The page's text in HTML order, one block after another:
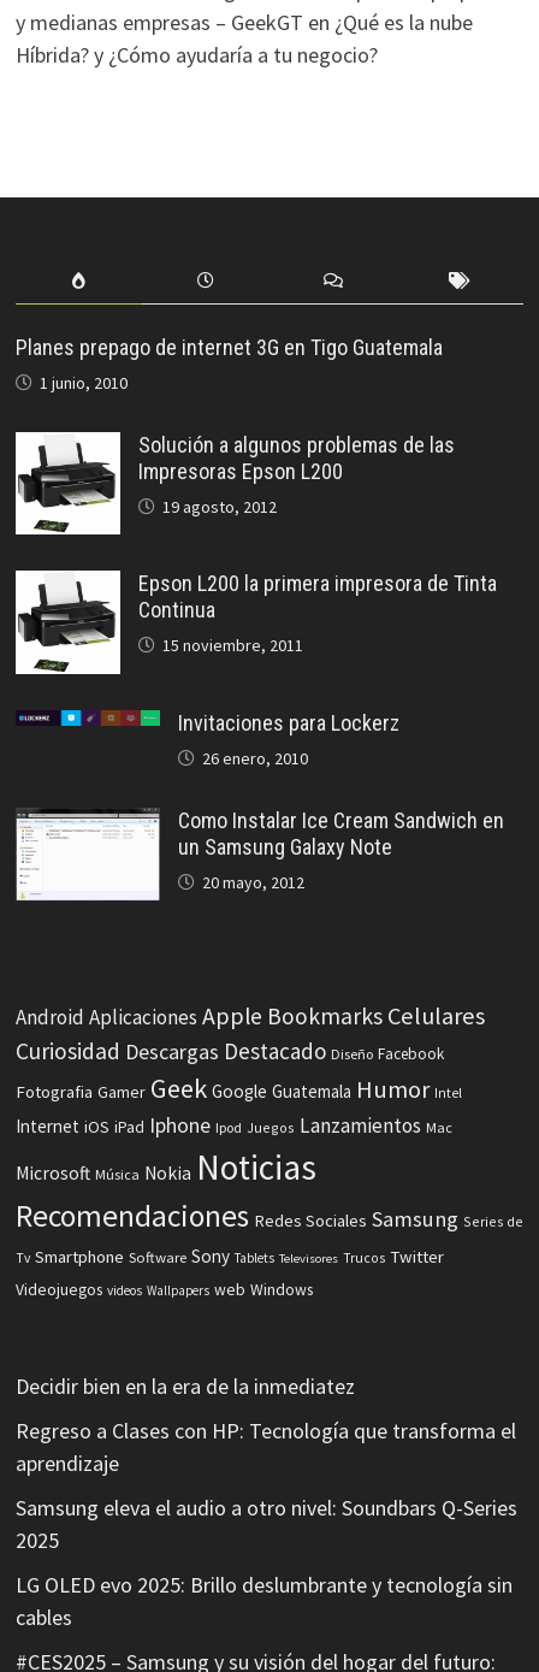
y medianas empresas – GeekGT en ¿Qué es la nube
Híbrida? y ¿Cómo ayudaría a tu negocio?
Planes prepago de internet 3G en Tigo Guatemala
1 junio, 2010
Solución a algunos problemas de las
Impresoras Epson L200
19 agosto, 2012
Epson L200 la primera impresora de Tinta
Continua
15 noviembre, 2011
Invitaciones para Lockerz
26 enero, 2010
Como Instalar Ice Cream Sandwich en
un Samsung Galaxy Note
20 mayo, 2012
Android Aplicaciones Apple Bookmarks Celulares
Curiosidad Descargas Destacado Diseño Facebook
Fotografia Gamer Geek Google Guatemala Humor Intel
Internet iOS iPad Iphone Ipod Juegos Lanzamientos Mac
Microsoft Música Nokia Noticias
Recomendaciones Redes Sociales Samsung Series de
Tv Smartphone Software Sony Tablets Televisores Trucos Twitter
Videojuegos videos Wallpapers web Windows
Decidir bien en la era de la inmediatez
Regreso a Clases con HP: Tecnología que transforma el
aprendizaje
Samsung eleva el audio a otro nivel: Soundbars Q-Series
2025
LG OLED evo 2025: Brillo deslumbrante y tecnología sin
cables
#CES2025 – Samsung y su visión del hogar del futuro: